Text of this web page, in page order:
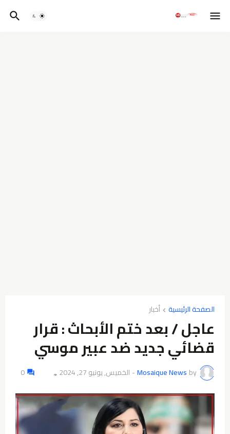
الصفحة الرئيسية أخبار
عاجل / بعد ختم الأبحاث : قرار
قضائي جديد ضد عبير موسي
by
Mosaique News
- الخميس, يونيو 27, 2024 👁️
0